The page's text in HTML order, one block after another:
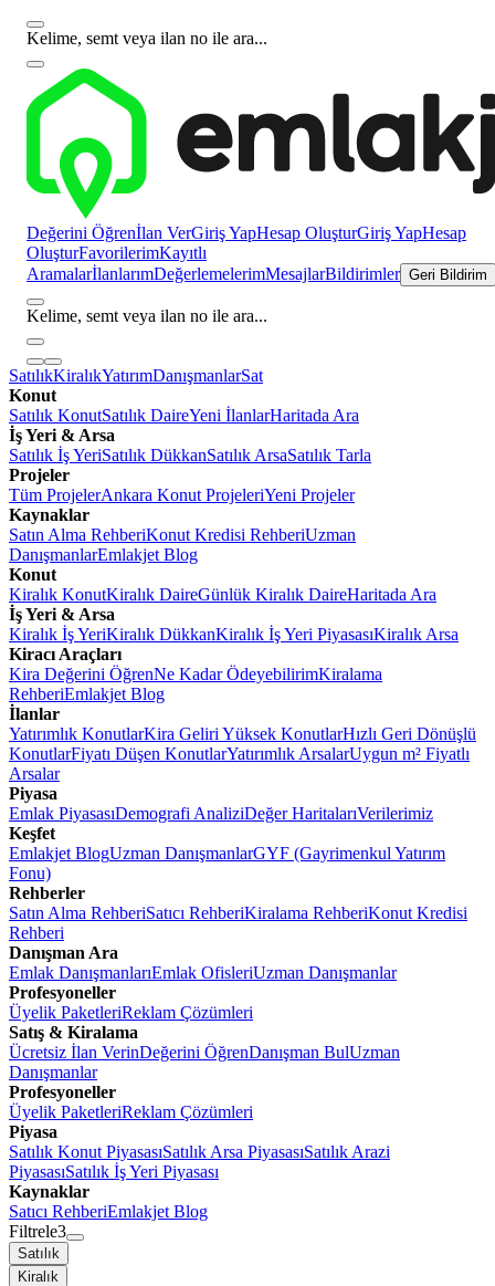
Kelime, semt veya ilan no ile ara...
Değerini Öğrenİlan VerGiriş YapHesap OluşturGiriş YapHesap
OluşturFavorilerimKayıtlı
AramalarİlanlarımDeğerlemelerimMesajlarBildirimler Geri Bildirim
Kelime, semt veya ilan no ile ara...
SatılıkKiralıkYatırımDanışmanlarSat
Konut
Satılık KonutSatılık DaireYeni İlanlarHaritada Ara
İş Yeri & Arsa
Satılık İş YeriSatılık DükkanSatılık ArsaSatılık Tarla
Projeler
Tüm ProjelerAnkara Konut ProjeleriYeni Projeler
Kaynaklar
Satın Alma RehberiKonut Kredisi RehberiUzman
DanışmanlarEmlakjet Blog
Konut
Kiralık KonutKiralık DaireGünlük Kiralık DaireHaritada Ara
İş Yeri & Arsa
Kiralık İş YeriKiralık DükkanKiralık İş Yeri PiyasasıKiralık Arsa
Kiracı Araçları
Kira Değerini ÖğrenNe Kadar ÖdeyebilirimKiralama
RehberiEmlakjet Blog
İlanlar
Yatırımlık KonutlarKira Geliri Yüksek KonutlarHızlı Geri Dönüşlü
KonutlarFiyatı Düşen KonutlarYatırımlık ArsalarUygun m² Fiyatlı
Arsalar
Piyasa
Emlak PiyasasıDemografi AnaliziDeğer HaritalarıVerilerimiz
Keşfet
Emlakjet BlogUzman DanışmanlarGYF (Gayrimenkul Yatırım
Fonu)
Rehberler
Satın Alma RehberiSatıcı RehberiKiralama RehberiKonut Kredisi
Rehberi
Danışman Ara
Emlak DanışmanlarıEmlak OfisleriUzman Danışmanlar
Profesyoneller
Üyelik PaketleriReklam Çözümleri
Satış & Kiralama
Ücretsiz İlan VerinDeğerini ÖğrenDanışman BulUzman
Danışmanlar
Profesyoneller
Üyelik PaketleriReklam Çözümleri
Piyasa
Satılık Konut PiyasasıSatılık Arsa PiyasasıSatılık Arazi
PiyasasıSatılık İş Yeri Piyasası
Kaynaklar
Satıcı RehberiEmlakjet Blog
Filtrele3
Satılık
Kiralık